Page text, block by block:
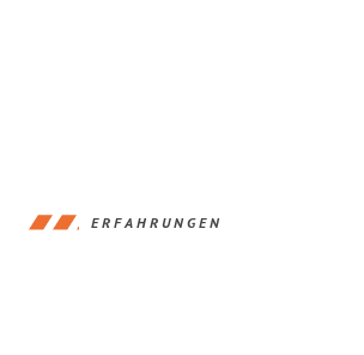
ERFAHRUNGEN